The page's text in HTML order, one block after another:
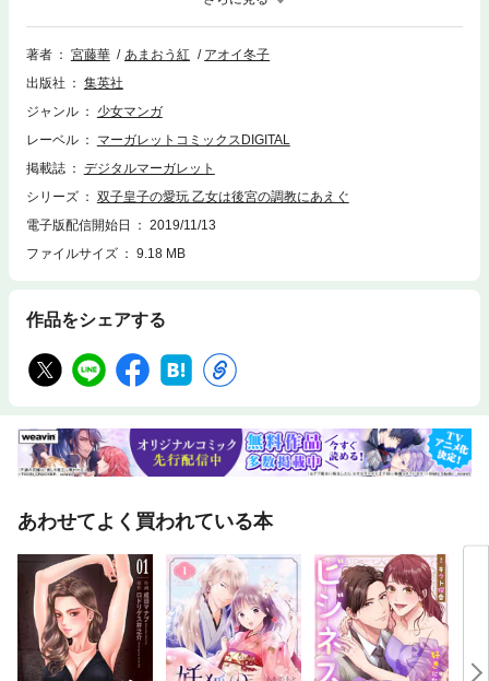
いる中で双子の皇子カティルとマスードに陵辱されて――…!? シフォン
文庫の大人気作をコミカライズ！
著者
宮藤華 あまおう紅
アオイ冬子
出版社
集英社
ジャンル
少女マンガ
レーベル
マーガレットコミックスDIGITAL
掲載誌
デジタルマーガレット
シリーズ
双子皇子の愛玩 乙女は後宮の調教にあえぐ
電子版配信開始日
2019/11/13
ファイルサイズ
9.18 MB
作品をシェアする
あわせてよく買われている本